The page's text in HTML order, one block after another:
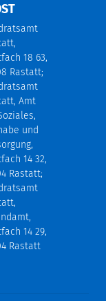
18 63,
Rastatt;
Amt
und
14 32,
Rastatt;
14 29,
Rastatt